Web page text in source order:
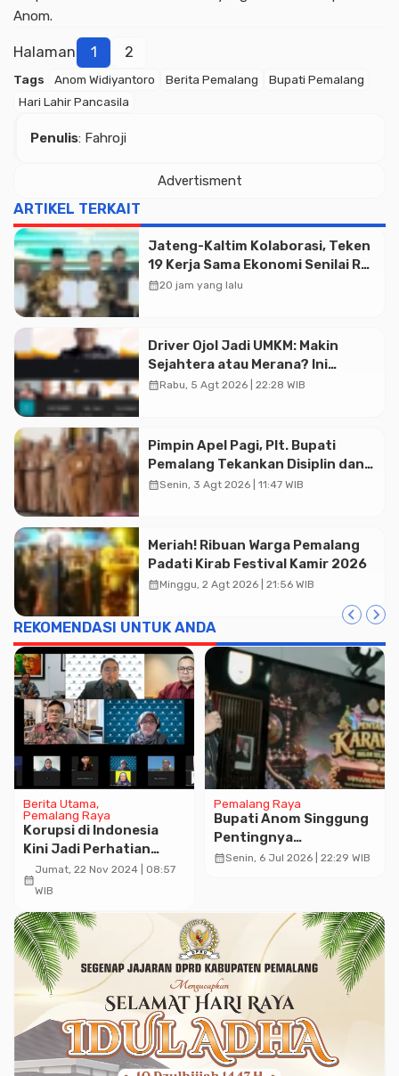
Anom.
Halaman 1 2
Tags Anom Widiyantoro Berita Pemalang
Bupati Pemalang
Hari Lahir Pancasila
Penulis: Fahroji
Advertisment
ARTIKEL TERKAIT
Jateng-Kaltim Kolaborasi, Teken
19 Kerja Sama Ekonomi Senilai Rp
20,2 Triliun
calendar_month20 jam yang lalu
Driver Ojol Jadi UMKM: Makin
Sejahtera atau Merana? Ini
Temuan Diskusi Paramadina
calendar_monthRabu, 5 Agt 2026 | 22:28 WIB
Pimpin Apel Pagi, Plt. Bupati
Pemalang Tekankan Disiplin dan
Soliditas ASN untuk Pelayanan
calendar_monthSenin, 3 Agt 2026 | 11:47 WIB
Meriah! Ribuan Warga Pemalang
Padati Kirab Festival Kamir 2026
calendar_monthMinggu, 2 Agt 2026 | 21:56 WIB
REKOMENDASI UNTUK ANDA
Berita Utama
Pemalang Raya
Korupsi di Indonesia
Kini Jadi Perhatian
Berbagai Pihak, Berikut
Pandangan Para Tokoh
calendar_month
Jumat, 22 Nov 2024 | 08:57
WIB
Pemalang Raya
Bupati Anom Singgung
Pentingnya
Pembangunan
calendar_monthSenin, 6 Jul 2026 | 22:29 WIB